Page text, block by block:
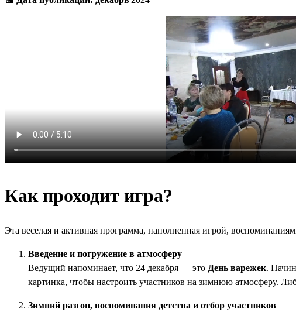
Как проходит игра?
Эта веселая и активная программа, наполненная игрой,
Введение и погружение в атмосферу
Ведущий напоминает, что 24 декабря — это День варежек.
картинка, чтобы настроить участников на зимнюю атмосферу.
Зимний разгон, воспоминания детства и отбор участников